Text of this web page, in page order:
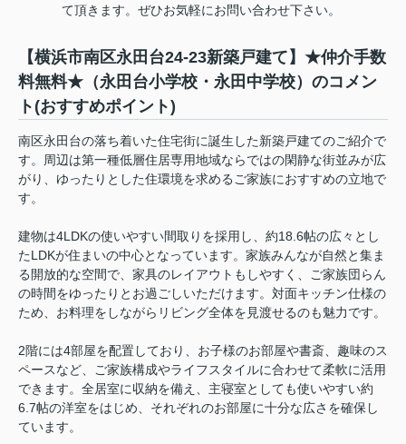
て頂きます。ぜひお気軽にお問い合わせ下さい。
【横浜市南区永田台24-23新築戸建て】★仲介手数
料無料★（永田台小学校・永田中学校）のコメン
ト(おすすめポイント)
南区永田台の落ち着いた住宅街に誕生した新築戸建てのご紹介で
す。周辺は第一種低層住居専用地域ならではの閑静な街並みが広
がり、ゆったりとした住環境を求めるご家族におすすめの立地で
す。
建物は4LDKの使いやすい間取りを採用し、約18.6帖の広々とし
たLDKが住まいの中心となっています。家族みんなが自然と集ま
る開放的な空間で、家具のレイアウトもしやすく、ご家族団らん
の時間をゆったりとお過ごしいただけます。対面キッチン仕様の
ため、お料理をしながらリビング全体を見渡せるのも魅力です。
2階には4部屋を配置しており、お子様のお部屋や書斎、趣味のス
ペースなど、ご家族構成やライフスタイルに合わせて柔軟に活用
できます。全居室に収納を備え、主寝室としても使いやすい約
6.7帖の洋室をはじめ、それぞれのお部屋に十分な広さを確保し
ています。